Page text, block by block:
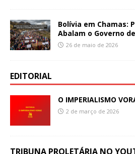
Bolívia em Chamas:
Abalam o Governo
26 de maio de 2026
EDITORIAL
O IMPERIALISMO
2 de março de 2026
TRIBUNA PROLETÁRIA NO